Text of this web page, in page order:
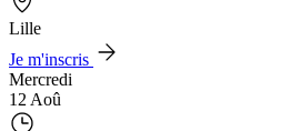
Lille
Je m'inscris
Mercredi
12 Aoû